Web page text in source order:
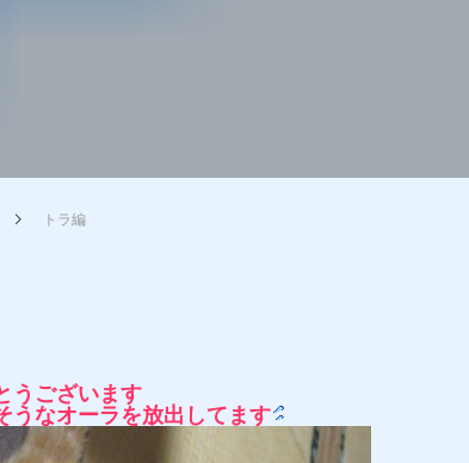
トラ編
うございます
うなオーラを放出してます